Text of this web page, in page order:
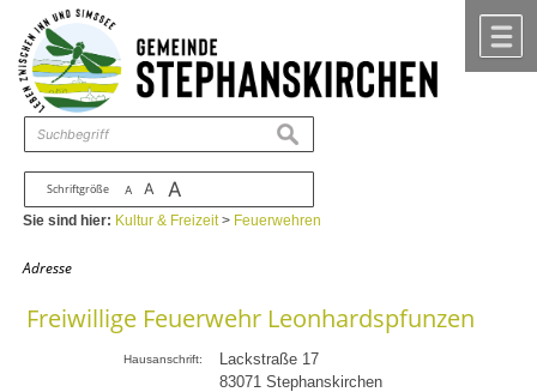
Zum Inhalt ,zur Navigation
Schriftgröße A A A
suchen
Sie sind hier: Kultur & Freizeit> Feuerwehren
Adresse
Freiwillige Feuerwehr Leonhardspfunzen
Hausanschrift:
Lackstraße 17
83071 Stephanskirchen